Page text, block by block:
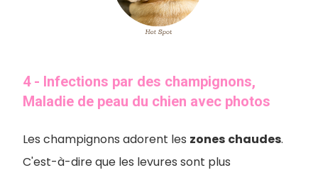
4 - Infections par des champignons,
Maladie de peau du chien avec photos
Les champignons adorent les zones chaudes.
C'est-à-dire que les levures sont plus